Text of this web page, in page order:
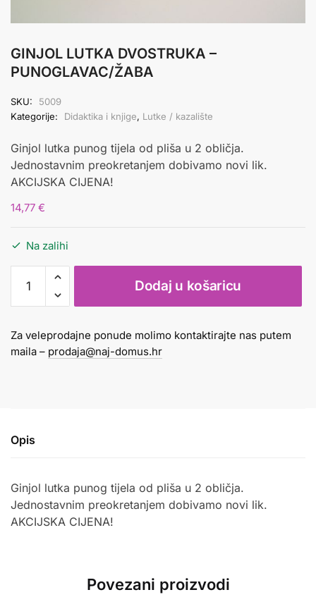
GINJOL LUTKA DVOSTRUKA –
PUNOGLAVAC/ŽABA
SKU:
5009
Kategorije:
Didaktika i knjige, Lutke / kazalište
Ginjol lutka punog tijela od pliša u 2 obličja.
Jednostavnim preokretanjem dobivamo novi lik.
AKCIJSKA CIJENA!
14,77 €
Na zalihi
LUTKA
DVOSTRUKA
PUNOGLAVAC/
ŽABA
Dodaj u košaricu
Za veleprodajne ponude molimo kontaktirajte nas putem
maila – prodaja@naj-domus.hr
Opis
Ginjol lutka punog tijela od pliša u 2 obličja.
Jednostavnim preokretanjem dobivamo novi lik.
AKCIJSKA CIJENA!
Povezani proizvodi